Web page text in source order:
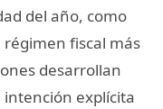
del año, como
fiscal más
desarrollan
explícita